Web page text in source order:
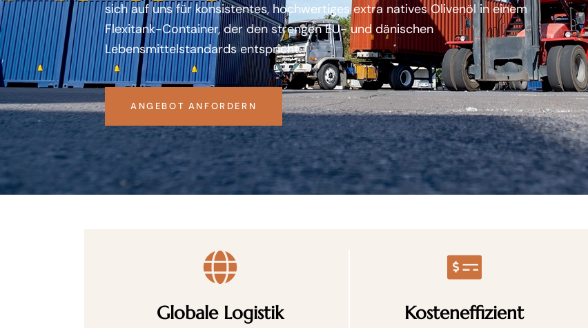
sich auf uns für konsistentes, hochwertiges extra natives Olivenöl in einem
Flexitank-Container, der den strengen EU- und dänischen
Lebensmittelstandards entspricht.
ANGEBOT ANFORDERN
Globale Logistik Kosteneffizient